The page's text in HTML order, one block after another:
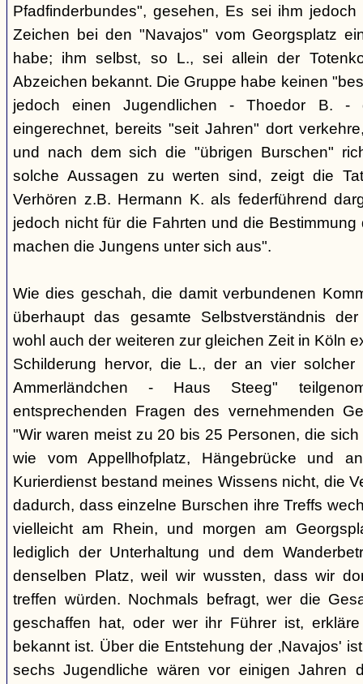
Pfadfinderbundes", gesehen, Es sei ihm
Zeichen bei den "Navajos" vom Georgsplatz
habe; ihm selbst, so L., sei allein der
Abzeichen bekannt. Die Gruppe habe keinen
jedoch einen Jugendlichen - Thoedor B. -
eingerechnet, bereits "seit Jahren" dort
und nach dem sich die "übrigen Burschen"
solche Aussagen zu werten sind, zeigt die
Verhören z.B. Hermann K. als federführend
jedoch nicht für die Fahrten und die
machen die Jungens unter sich aus".
Wie dies geschah, die damit verbundenen
überhaupt das gesamte Selbstverständnis
wohl auch der weiteren zur gleichen Zeit in Köln
Schilderung hervor, die L., der an vier
Ammerländchen - Haus Steeg"
entsprechenden Fragen des vernehmenden
"Wir waren meist zu 20 bis 25 Personen, die
wie vom Appellhofplatz, Hängebrücke und
Kurierdienst bestand meines Wissens nicht, die
dadurch, dass einzelne Burschen ihre Treffs
vielleicht am Rhein, und morgen am
lediglich der Unterhaltung und dem
denselben Platz, weil wir wussten, dass wir
treffen würden. Nochmals befragt, wer die
geschaffen hat, oder wer ihr Führer ist,
bekannt ist. Über die Entstehung der ‚Navajos'
sechs Jugendliche wären vor einigen Jahren